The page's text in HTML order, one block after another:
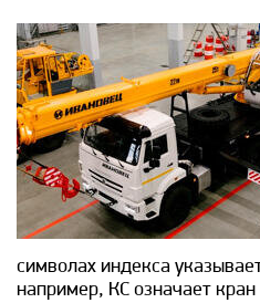
символах индекса
например, КС означает кран